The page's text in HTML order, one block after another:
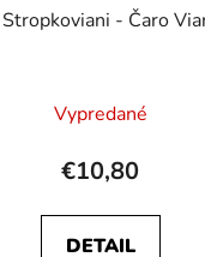
- Čaro
Vypredané
€10,80
DETAIL